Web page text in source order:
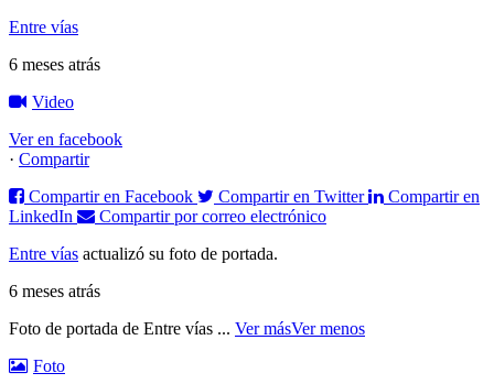
Entre vías
6 meses atrás
Video
Ver en facebook
· Compartir
Compartir en Facebook
Compartir en Twitter
Compartir en
LinkedIn
Compartir por correo electrónico
Entre vías actualizó su foto de portada.
6 meses atrás
Foto de portada de Entre vías ... Ver másVer menos
Foto